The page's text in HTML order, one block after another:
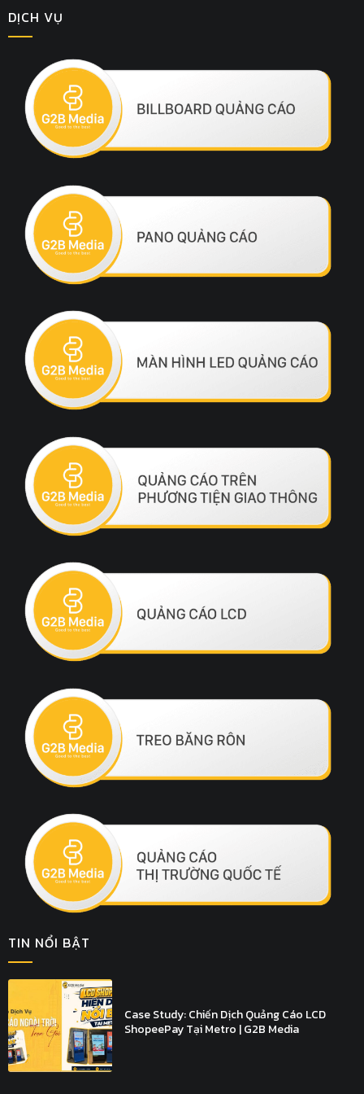
DỊCH VỤ
TIN NỔI BẬT
Case Study: Chiến Dịch Quảng Cáo LCD
ShopeePay Tại Metro | G2B Media